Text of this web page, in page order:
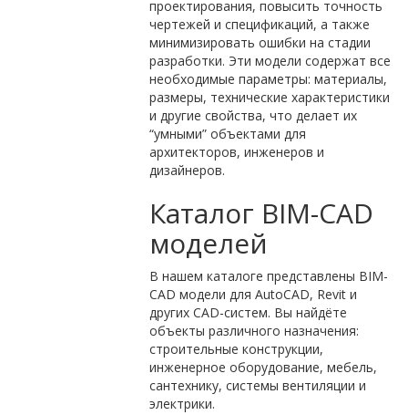
проектирования, повысить точность
чертежей и спецификаций, а также
минимизировать ошибки на стадии
разработки. Эти модели содержат все
необходимые параметры: материалы,
размеры, технические характеристики
и другие свойства, что делает их
“умными” объектами для
архитекторов, инженеров и
дизайнеров.
Каталог BIM-CAD
моделей
В нашем каталоге представлены BIM-
CAD модели для AutoCAD, Revit и
других CAD-систем. Вы найдёте
объекты различного назначения:
строительные конструкции,
инженерное оборудование, мебель,
сантехнику, системы вентиляции и
электрики.